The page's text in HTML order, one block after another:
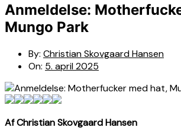
Anmeldelse:
Mungo Park
By: Christian Skovgaard Hansen
On: 5. april 2025
Af Christian Skovgaard Hansen